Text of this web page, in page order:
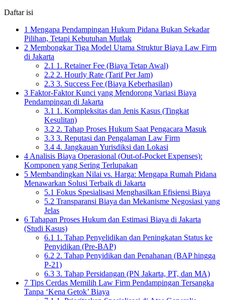
Daftar isi
1 Mengapa Pendampingan Hukum Pidana Bukan Sekadar
Pilihan, Tetapi Kebutuhan Mutlak
2 Membongkar Tiga Model Utama Struktur Biaya Law Firm
di Jakarta
2.1 1. Retainer Fee (Biaya Tetap Awal)
2.2 2. Hourly Rate (Tarif Per Jam)
2.3 3. Success Fee (Biaya Keberhasilan)
3 Faktor-Faktor Kunci yang Mendorong Variasi Biaya
Pendampingan di Jakarta
3.1 1. Kompleksitas dan Jenis Kasus (Tingkat
Kesulitan)
3.2 2. Tahap Proses Hukum Saat Pengacara Masuk
3.3 3. Reputasi dan Pengalaman Law Firm
3.4 4. Jangkauan Yurisdiksi dan Lokasi
4 Analisis Biaya Operasional (Out-of-Pocket Expenses):
Komponen yang Sering Terlupakan
5 Membandingkan Nilai vs. Harga: Mengapa Rumah Pidana
Menawarkan Solusi Terbaik di Jakarta
5.1 Fokus Spesialisasi Menghasilkan Efisiensi Biaya
5.2 Transparansi Biaya dan Mekanisme Negosiasi yang
Jelas
6 Tahapan Proses Hukum dan Estimasi Biaya di Jakarta
(Studi Kasus)
6.1 1. Tahap Penyelidikan dan Peningkatan Status ke
Penyidikan (Pre-BAP)
6.2 2. Tahap Penyidikan dan Penahanan (BAP hingga
P-21)
6.3 3. Tahap Persidangan (PN Jakarta, PT, dan MA)
7 Tips Cerdas Memilih Law Firm Pendampingan Tersangka
Tanpa ‘Kena Getok’ Biaya